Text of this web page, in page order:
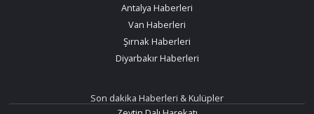
Antalya Haberleri
Van Haberleri
Şırnak Haberleri
Diyarbakır Haberleri
Son dakika Haberleri & Kulüpler